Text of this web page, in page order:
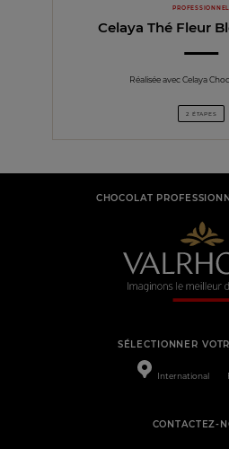
PROFESSIONNEL
Celaya Thé Fleur
Réalisée avec Celaya
2 ÉTAPES
CHOCOLAT
SÉLECTIONNER
International
CONTACTEZ-